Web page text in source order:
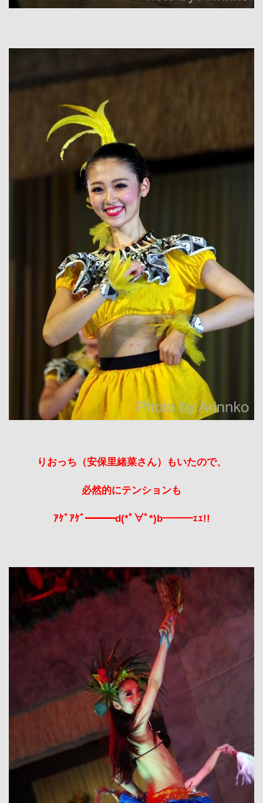
りおっち（安保里緒菜さん）もいたので、
必然的にテンションも
ｱｹﾞｱｹﾞ━━━d(*ﾟ∀ﾟ*)b━━━ｪｪ!!